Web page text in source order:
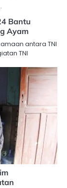
Bantu
Ayam
antara TNI
TNI